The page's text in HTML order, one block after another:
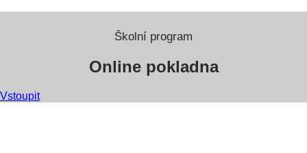
Školní program
Online pokladna
Vstoupit